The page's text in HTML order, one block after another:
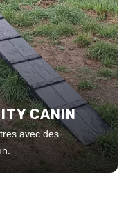
CANIN
avec des